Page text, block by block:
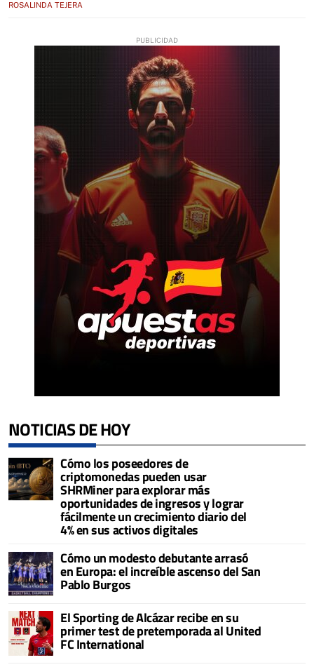
ROSALINDA TEJERA
NOTICIAS DE HOY
Cómo los poseedores de
criptomonedas pueden usar
SHRMiner para explorar más
oportunidades de ingresos y lograr
fácilmente un crecimiento diario del
4% en sus activos digitales
Cómo un modesto debutante arrasó
en Europa: el increíble ascenso del San
Pablo Burgos
El Sporting de Alcázar recibe en su
primer test de pretemporada al United
FC International